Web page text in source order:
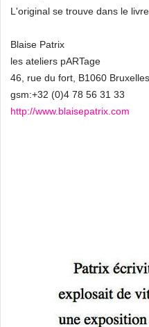
L'original se trouve dans le
Blaise Patrix
les ateliers pARTage
46, rue du fort, B1060 Bruxelles
gsm:+32 (0)4 78 56 31 33
http://www.blaisepatrix.com